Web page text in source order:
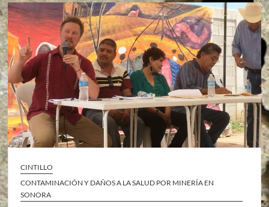
CINTILLO
CONTAMINACIÓN Y DAÑOS A LA SALUD POR MINERÍA EN
SONORA